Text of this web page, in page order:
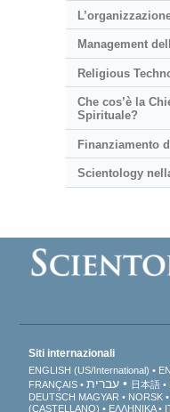
Management
Religious
Che cos’è la
Spirituale?
Finanziamento
Scientology
Siti internazionali
ENGLISH (US/International)
FRANÇAIS
עברית 日本語
DEUTSCH MAGYAR NORSK
(CASTELLANO)
ΕΛΛΗΝΙΚA